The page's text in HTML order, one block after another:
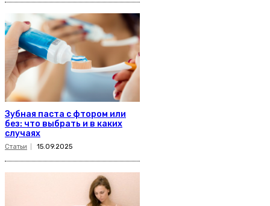
Зубная паста с фтором или
без: что выбрать и в каких
случаях
Статьи 15.09.2025